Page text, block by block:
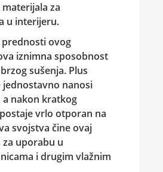
za
u interijeru.
prednosti ovog
iznimna sposobnost
sušenja. Plus
jednostavno nanosi
nakon kratkog
vrlo otporan na
svojstva čine ovaj
uporabu u
i drugim vlažnim